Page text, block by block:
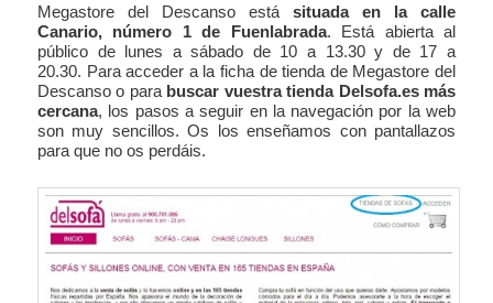
Megastore del Descanso está situada en la calle
Canario, número 1 de Fuenlabrada. Está abierta al
público de lunes a sábado de 10 a 13.30 y de 17 a
20.30. Para acceder a la ficha de tienda de Megastore del
Descanso o para buscar vuestra tienda Delsofa.es más
cercana, los pasos a seguir en la navegación por la web
son muy sencillos. Os los enseñamos con pantallazos
para que no os perdáis.